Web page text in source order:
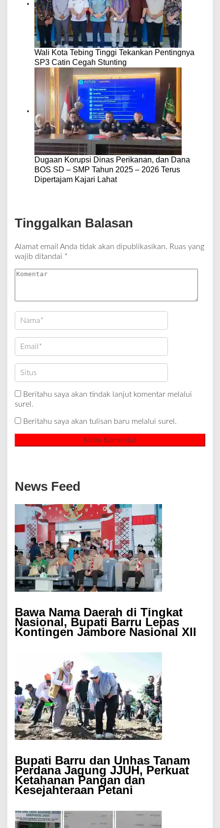
Wali Kota Tebing Tinggi Tekankan Pentingnya
SP3 Catin Cegah Stunting
Dugaan Korupsi Dinas Perikanan, dan Dana
BOS SD – SMP Tahun 2025 – 2026 Terus
Dipertajam Kajari Lahat
Tinggalkan Balasan
Alamat email Anda tidak akan dipublikasikan. Ruas yang
wajib ditandai *
Beritahu saya akan tindak lanjut komentar melalui
surel.
Beritahu saya akan tulisan baru melalui surel.
News Feed
Bawa Nama Daerah di Tingkat
Nasional, Bupati Barru Lepas
Kontingen Jambore Nasional XII
Bupati Barru dan Unhas Tanam
Perdana Jagung JJUH, Perkuat
Ketahanan Pangan dan
Kesejahteraan Petani